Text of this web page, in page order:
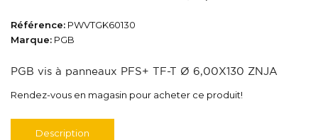
Référence: PWVTGK60130
Marque: PGB
PGB vis à panneaux PFS+ TF-T Ø 6,00X130 ZNJA
Rendez-vous en magasin pour acheter ce produit!
Description